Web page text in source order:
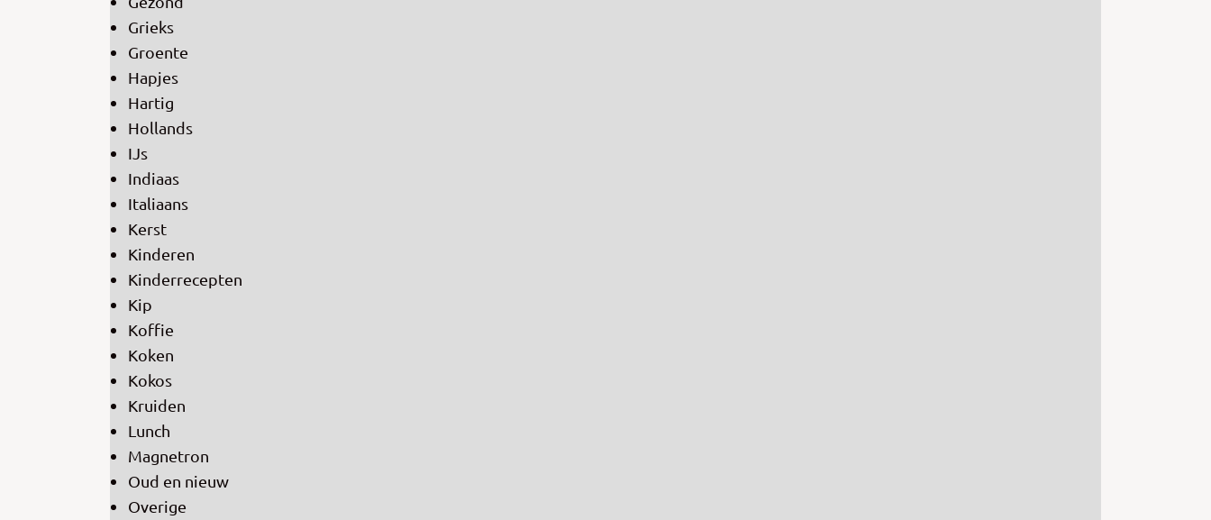
Grieks
Groente
Hapjes
Hartig
Hollands
IJs
Indiaas
Italiaans
Kerst
Kinderen
Kinderrecepten
Kip
Koffie
Koken
Kokos
Kruiden
Lunch
Magnetron
Oud en nieuw
Overige